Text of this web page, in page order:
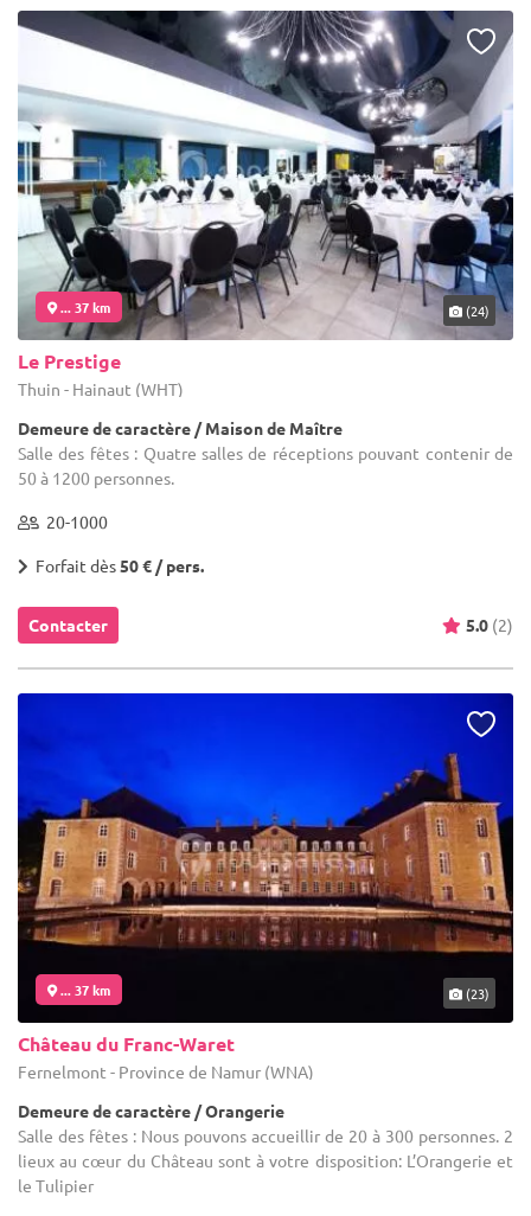
... 37 km (24)
Le Prestige
Thuin - Hainaut (WHT)
Demeure de caractère / Maison de Maître
Salle des fêtes : Quatre salles de réceptions pouvant contenir de
50 à 1200 personnes.
20-1000
Forfait dès 50 € / pers.
Contacter 5.0 (2)
... 37 km (23)
Château du Franc-Waret
Fernelmont - Province de Namur (WNA)
Demeure de caractère / Orangerie
Salle des fêtes : Nous pouvons accueillir de 20 à 300 personnes. 2
lieux au cœur du Château sont à votre disposition: L’Orangerie et
le Tulipier